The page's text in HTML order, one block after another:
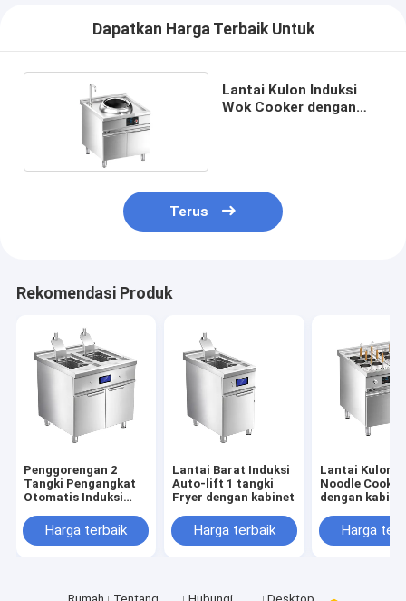
Dapatkan Harga Terbaik Untuk
Lantai Kulon Induksi
Wok Cooker dengan
Terus
Rekomendasi Produk
Penggorengan 2
Tangki Pengangkat
Otomatis Induksi
KabinetHarga terbaik
Lantai Barat Induksi
Auto-lift 1 tangki
Fryer dengan kabinet
Harga terbaik
Lantai Kulon
Noodle Cooker
dengan
Harga